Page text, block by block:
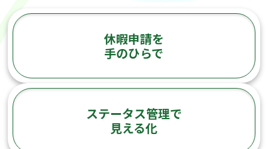
休暇申請を
手のひらで
ステータス管理で
見える化